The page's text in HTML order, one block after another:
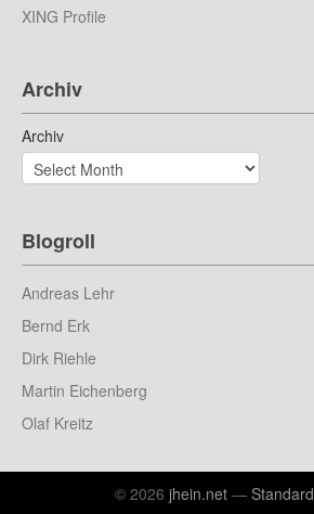
XING Profile
Archiv
Archiv
Blogroll
Andreas Lehr
Bernd Erk
Dirk Riehle
Martin Eichenberg
Olaf Kreitz
© 2026 jhein.net— Standard